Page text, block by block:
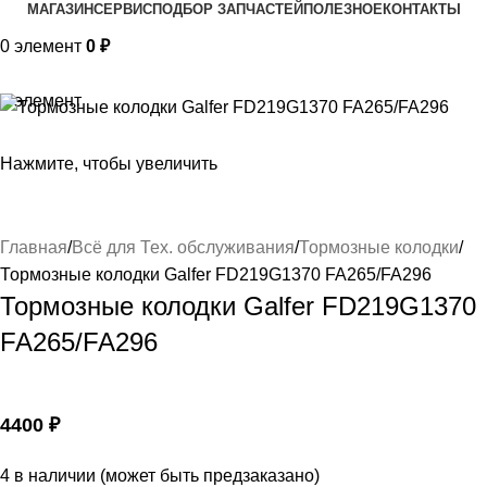
МАГАЗИНСЕРВИСПОДБОР ЗАПЧАСТЕЙ ПОЛЕЗНОЕКОНТАКТЫ
0 элемент 0 ₽
0элемент
Нажмите, чтобы увеличить
Главная Всё для Тех. обслуживания Тормозные колодки
Тормозные колодки Galfer FD219G1370 FA265/FA296
Тормозные колодки Galfer FD219G1370
FA265/FA296
4400 ₽
4 в наличии (может быть предзаказано)